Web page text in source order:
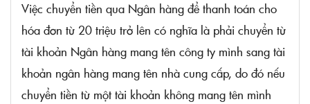
Việc chuyển tiền qua Ngân hàng để thanh toán cho
hóa đơn từ 20 triệu trở lên có nghĩa là phải chuyển từ
tài khoản Ngân hàng mang tên công ty mình sang tài
khoản ngân hàng mang tên nhà cung cấp, do đó nếu
chuyển tiền từ một tài khoản không mang tên mình